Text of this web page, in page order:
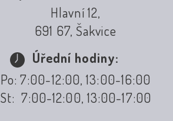
Hlavní 12,
691 67, Šakvice
Úřední hodiny:
Po: 7:00-12:00, 13:00-16:00
St: 7:00-12:00, 13:00-17:00